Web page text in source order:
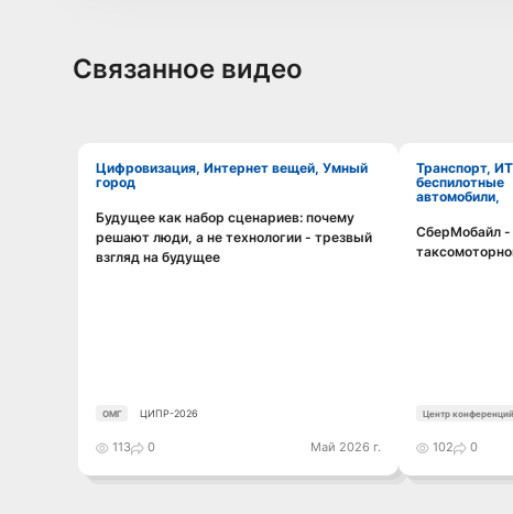
Связанное видео
Цифровизация, Интернет вещей, Умный
город
Смотреть видео
Будущее как набор сценариев: почему
решают люди, а не технологии - трезвый
взгляд на будущее
ОМГ ЦИПР-2026
113 0 Май 2026 г.
Транспорт, ИТС,
беспилотные
автомобили,
СберМобайл -
Центр конференций
102 0